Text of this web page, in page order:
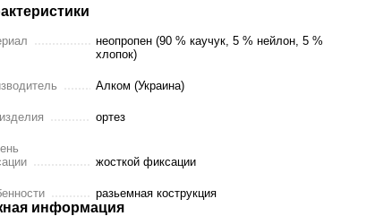
неопропен (90 % каучук, 5 % нейлон, 5 %
хлопок)
Алком (Украина)
ортез
жосткой фиксации
разьемная кострукция
информация